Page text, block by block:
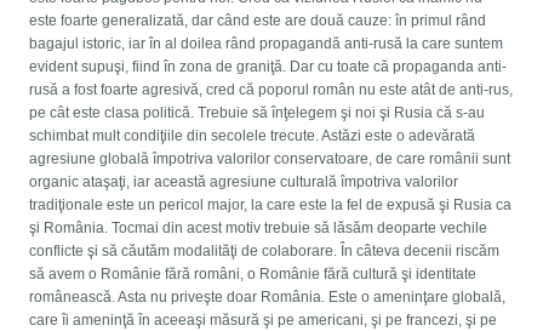
este foarte generalizată, dar când este are două cauze: în primul rând
bagajul istoric, iar în al doilea rând propagandă anti-rusă la care suntem
evident supuşi, fiind în zona de graniţă. Dar cu toate că propaganda anti-
rusă a fost foarte agresivă, cred că poporul român nu este atât de anti-rus,
pe cât este clasa politică. Trebuie să înţelegem şi noi şi Rusia că s-au
schimbat mult condiţiile din secolele trecute. Astăzi este o adevărată
agresiune globală împotriva valorilor conservatoare, de care românii sunt
organic ataşaţi, iar această agresiune culturală împotriva valorilor
tradiţionale este un pericol major, la care este la fel de expusă şi Rusia ca
şi România. Tocmai din acest motiv trebuie să lăsăm deoparte vechile
conflicte şi să căutăm modalităţi de colaborare. În câteva decenii riscăm
să avem o Românie fără români, o Românie fără cultură şi identitate
românească. Asta nu priveşte doar România. Este o ameninţare globală,
care îi ameninţă în aceeaşi măsură şi pe americani, şi pe francezi, şi pe